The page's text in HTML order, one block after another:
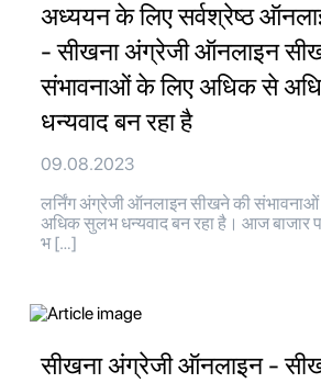
अध्ययन के लिए सर्वश्रेष्ठ
- सीखना अंग्रेजी ऑनलाइन
संभावनाओं के लिए अधिक से
धन्यवाद बन रहा है
09.08.2023
लर्निंग अंग्रेजी ऑनलाइन सीखने की
अधिक सुलभ धन्यवाद बन रहा है। आज बाजार
भ […]
सीखना अंग्रेजी ऑनलाइन -